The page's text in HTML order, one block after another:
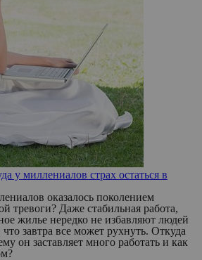
у миллениалов страх остаться в
оказалось поколением
тревоги? Даже стабильная работа,
жилье нередко не избавляют людей
завтра все может рухнуть. Откуда
он заставляет много работать и как